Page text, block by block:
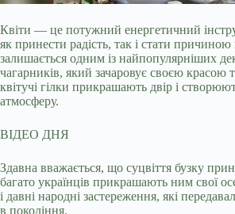
Квіти — це потужний енергетичний
як принести радість, так і стати
залишається одним із найпопулярніших
чагарників, який зачаровує своєю красою
квітучі гілки прикрашають двір і
атмосферу.
ВІДЕО ДНЯ
Здавна вважається, що суцвіття бузку
багато українців прикрашають ним свої
і давні народні застереження, які
в покоління.